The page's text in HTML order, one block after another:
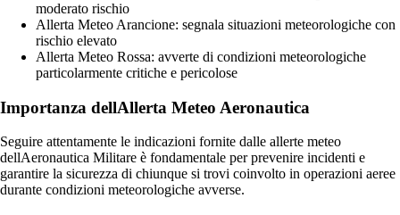
moderato rischio
Allerta Meteo Arancione: segnala situazioni meteorologiche con
rischio elevato
Allerta Meteo Rossa: avverte di condizioni meteorologiche
particolarmente critiche e pericolose
Importanza dellAllerta Meteo Aeronautica
Seguire attentamente le indicazioni fornite dalle allerte meteo
dellAeronautica Militare è fondamentale per prevenire incidenti e
garantire la sicurezza di chiunque si trovi coinvolto in operazioni aeree
durante condizioni meteorologiche avverse.